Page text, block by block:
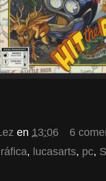
en 13:06
6
, lucasarts, pc,